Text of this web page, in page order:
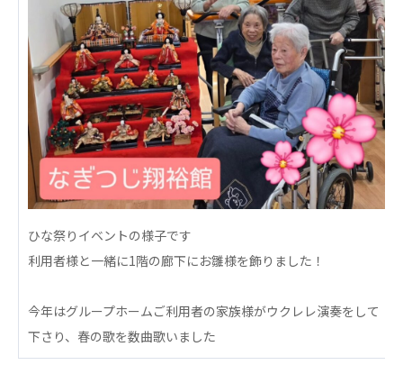
株式会社 アジアメデカ元気事業団
アジアメデカ元気事業団
株式会社 爽やかな風九州
爽やかな風九州
株式会社 七星
七星
社会福祉法人 福ふく
福ふく
株式会社 せきれい
せきれい
社会福祉法人 心の会
心の会
医療（共に生きる仲間達）
S-Labo（渋谷院）
ひな祭りイベントの様子です
利用者様と一緒に1階の廊下にお雛様を飾りました！⁡
⁡今年はグループホームご利用者の家族様がウクレレ演奏をして
下さり、春の歌を数曲歌いました